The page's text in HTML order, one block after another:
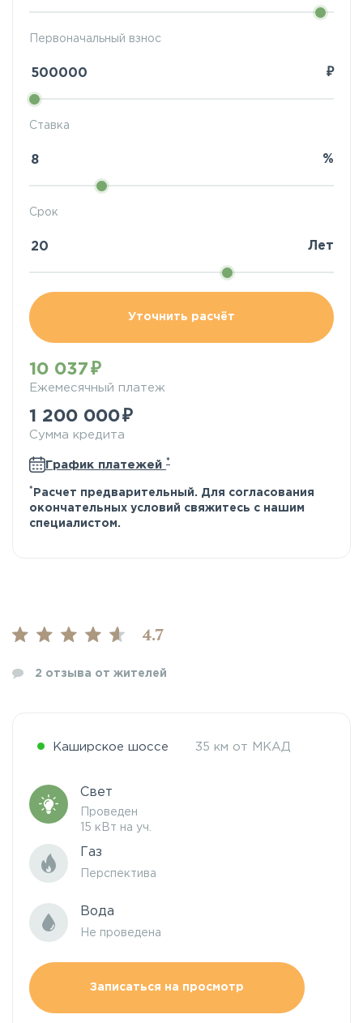
4.7
2 отзыва от жителей
Ставка
%
Первоначальный взнос
₽
Срок
Лет
Уточнить расчёт
10 037
Ежемесячный платеж
1 200 000
Сумма кредита
График платежей *
* Расчет предварительный. Для согласования
окончательных условий свяжитесь с нашим
специалистом.
Каширское шоссе 35 км от МКАД
Свет
Проведен
15 кВт на уч.
Газ
Перспектива
Вода
Не проведена
Записаться на просмотр